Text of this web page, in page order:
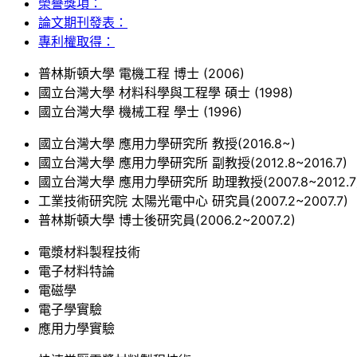
論文期刊發表：
專利權取得：
普林斯頓大學 電機工程 博士 (2006)
國立台灣大學 材料科學與工程學 碩士 (1998)
國立台灣大學 機械工程 學士 (1996)
國立台灣大學 應用力學研究所 教授(2016.8~)
國立台灣大學 應用力學研究所 副教授(2012.8~2016.7)
國立台灣大學 應用力學研究所 助理教授
工業技術研究院 太陽光電中心 研究員(2007.2~2007.7)
普林斯頓大學 博士後研究員(2006.2~2007.2)
電漿材料製程技術
電子材料特論
電磁學
電子學實驗
應用力學實驗